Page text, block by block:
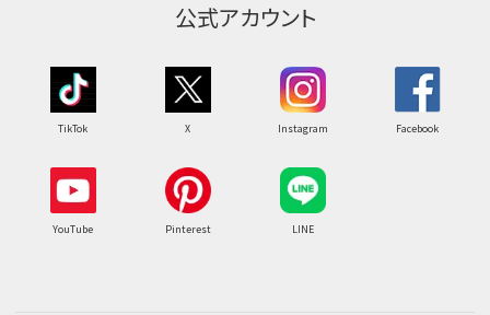
公式アカウント
TikTok X Instagram Facebook
YouTube Pinterest LINE